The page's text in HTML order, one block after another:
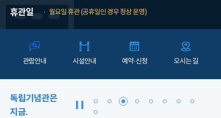
휴관일 월요일 휴관 (공휴일인 경우 정상 운영)
관람안내 시설안내 예약·신청 오시는 길
독립기념관은
지금.